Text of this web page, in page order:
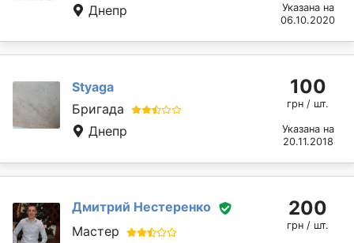
Днепр
Указана на
06.10.2020
Styaga
Бригада
Днепр
100
грн / шт.
Указана на
20.11.2018
Дмитрий Нестеренко
Мастер
200
грн / шт.